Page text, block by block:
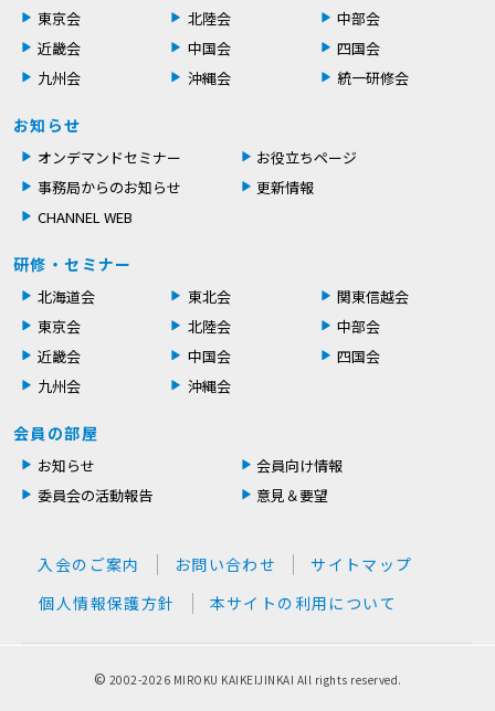
東京会
北陸会
中部会
近畿会
中国会
四国会
九州会
沖縄会 統一研修会
お知らせ
オンデマンドセミナー
お役立ちページ
事務局からのお知らせ
更新情報
CHANNEL WEB
研修・セミナー
北海道会 東北会
関東信越会
東京会
北陸会
中部会
近畿会
中国会
四国会
九州会
沖縄会
会員の部屋
お知らせ
会員向け情報
委員会の活動報告
意見＆要望
入会のご案内 お問い合わせ
サイトマップ
個人情報保護方針
本サイトの利用について
© 2002-2026 MIROKU KAIKEIJINKAI All rights reserved.